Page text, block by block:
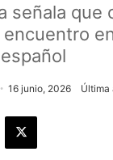
señala que
16 junio, 2026 Última
X